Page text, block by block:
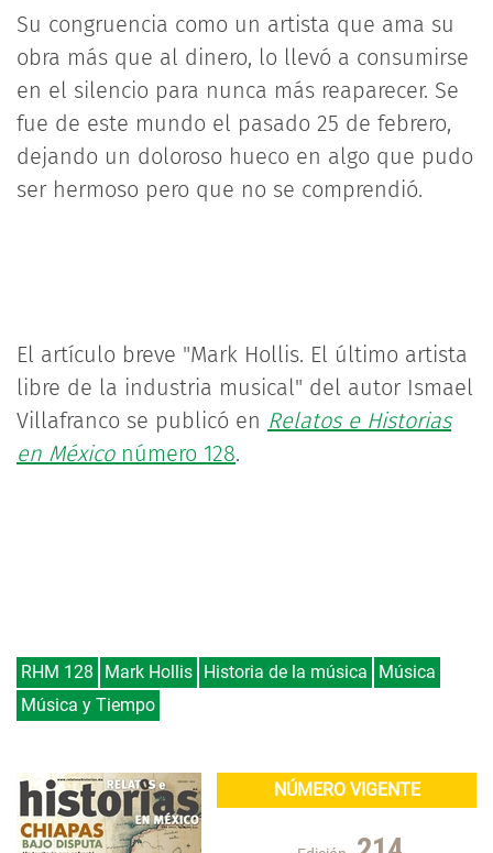
Su congruencia como un artista que ama su
obra más que al dinero, lo llevó a consumirse
en el silencio para nunca más reaparecer. Se
fue de este mundo el pasado 25 de febrero,
dejando un doloroso hueco en algo que pudo
ser hermoso pero que no se comprendió.
El artículo breve "Mark Hollis. El último artista
libre de la industria musical" del autor Ismael
Villafranco se publicó en Relatos e Historias
en Méxiconúmero 128.
RHM 128 Mark Hollis Historia de la música
Música
Música y Tiempo
NÚMERO VIGENTE